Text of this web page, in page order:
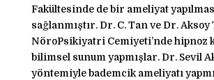
Fakültesinde de bir ameliyat
sağlanmıştır. Dr. C. Tan ve Dr. Aksoy
NöroPsikiyatri Cemiyeti’nde hipnoz
bilimsel sunum yapmışlar. Dr. Sevil
yöntemiyle bademcik ameliyatı